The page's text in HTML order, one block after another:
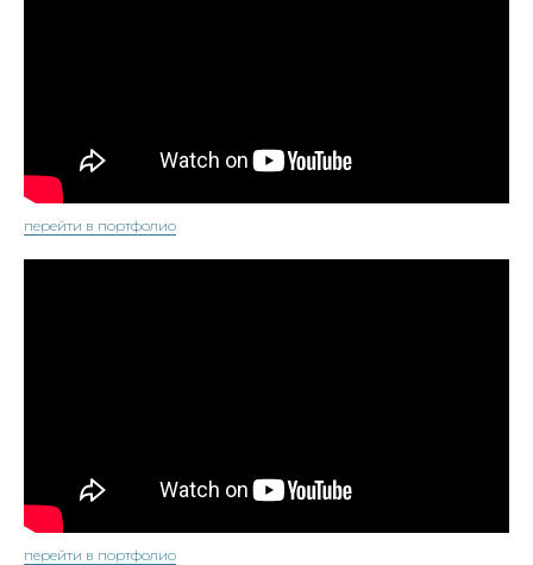
перейти в портфолио
перейти в портфолио